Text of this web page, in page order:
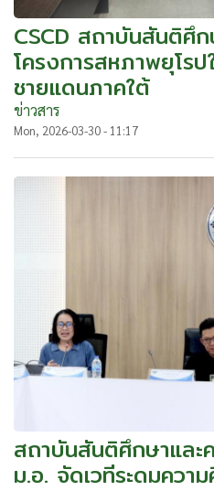
CSCD สถาบันสันติศึ
โครงการสหภาพยุโร
ชายแดนภาคใต้
ข่าวสาร
Mon, 2026-03-30 - 11:17
สถาบันสันติศึกษาและ
ม.อ. จัดเวทีระดมควา